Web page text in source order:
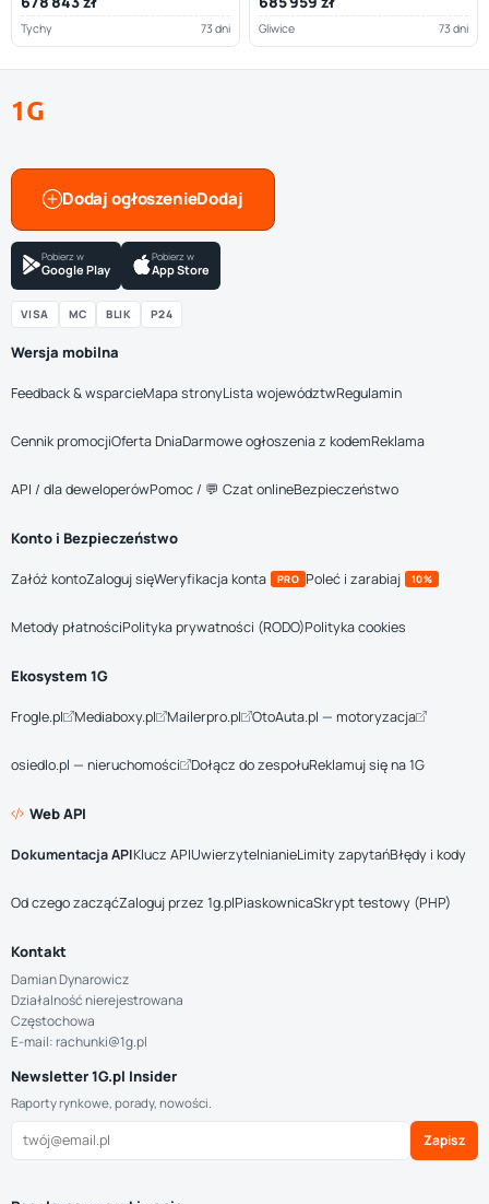
Tychy 73 dni Gliwice 73 dni
1G
Dodaj ogłoszenie
Pobierz w
Google Play
Pobierz w
App Store
VISA MC BLIK P24
Wersja mobilna
Feedback & wsparcieMapa stronyLista województwRegulamin
Cennik promocjiOferta DniaDarmowe ogłoszenia z kodemReklama
API / dla deweloperówPomoc / 💬 Czat onlineBezpieczeństwo
Konto i Bezpieczeństwo
Załóż kontoZaloguj sięWeryfikacja konta PRO Poleć i zarabiaj 10%
Metody płatnościPolityka prywatności (RODO)Polityka cookies
Ekosystem 1G
Frogle.pl Mediaboxy.pl Mailerpro.pl OtoAuta.pl — motoryzacja
osiedlo.pl — nieruchomości Dołącz do zespołuReklamuj się na 1G
Web API
Dokumentacja APIKlucz APIUwierzytelnianieLimity zapytańBłędy i kody
Od czego zacząćZaloguj przez 1g.plPiaskownicaSkrypt testowy (PHP)
Kontakt
Damian Dynarowicz
Działalność nierejestrowana
Częstochowa
E-mail: rachunki@1g.pl
Newsletter 1G.pl Insider
Raporty rynkowe, porady, nowości.
Zapisz